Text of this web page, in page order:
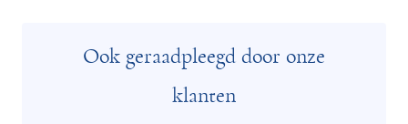
Ook geraadpleegd door onze
klanten